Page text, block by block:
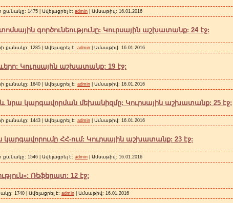
քանակը: 1475 | Ավելացրել է: admin | Ամսաթիվ: 16.01.2016
գործունեությունը: Կուրսային աշխատանք: 24 էջ:
քանակը: 1285 | Ավելացրել է: admin | Ամսաթիվ: 16.01.2016
Կուրսային աշխատանք: 19 էջ:
քանակը: 1640 | Ավելացրել է: admin | Ամսաթիվ: 16.01.2016
նրա կարգավորման մեխանիզմը: Կուրսային աշխատանք: 25 էջ:
քանակը: 1443 | Ավելացրել է: admin | Ամսաթիվ: 16.01.2016
ՀՀ-ում: Կուրսային աշխատանք: 23 էջ:
քանակը: 1546 | Ավելացրել է: admin | Ամսաթիվ: 16.01.2016
Ռեֆերատ: 12 էջ:
1740 | Ավելացրել է: admin | Ամսաթիվ: 16.01.2016